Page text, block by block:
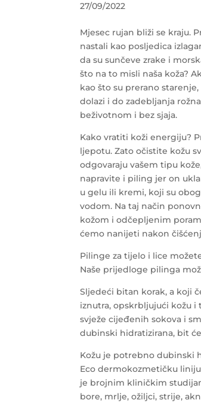
27/09/2022
Mjesec rujan bliži se kraju.
nastali kao posljedica
da su sunčeve zrake i
što na to misli naša koža?
kao što su prerano
dolazi i do zadebljanja
beživotnom i bez sjaja.
Kako vratiti koži energiju?
ljepotu. Zato očistite kožu
odgovaraju vašem tipu
napravite i piling jer on
u gelu ili kremi, koji su
vodom. Na taj način
kožom i odčepljenim
ćemo nanijeti nakon
Pilinge za tijelo i lice
Naše prijedloge pilinga
Sljedeći bitan korak, a koji
iznutra, opskrbljujući kožu
svježe cijeđenih sokova i
dubinski hidratizirana, bit
Kožu je potrebno dubinski
Eco dermokozmetičku
je brojnim kliničkim
bore, mrlje, ožiljci, strije,